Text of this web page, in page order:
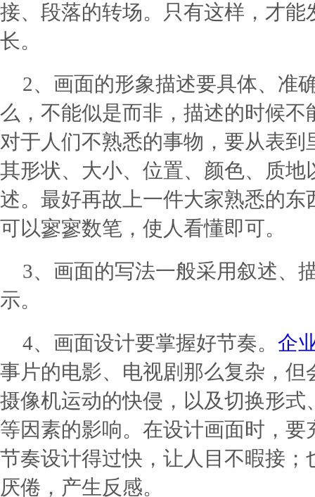
接、段落的转场。只有这样，才
长。
2、画面的形象描述要具体、准
么，不能似是而非，描述的时候
对于人们不熟悉的事物，要从表
其形状、大小、位置、颜色、质
述。最好再故上一件大家熟悉的
可以寥寥数笔，使人看懂即可。
3、画面的写法一般采用叙述、
示。
4、画面设计要掌握好节奏。 企
事片的电影、电视剧那么复杂，
摄像机运动的快侵，以及切换形
等因素的影响。在设计画面时，
节奏设计得过快，让人目不暇接
厌倦，产生反感。